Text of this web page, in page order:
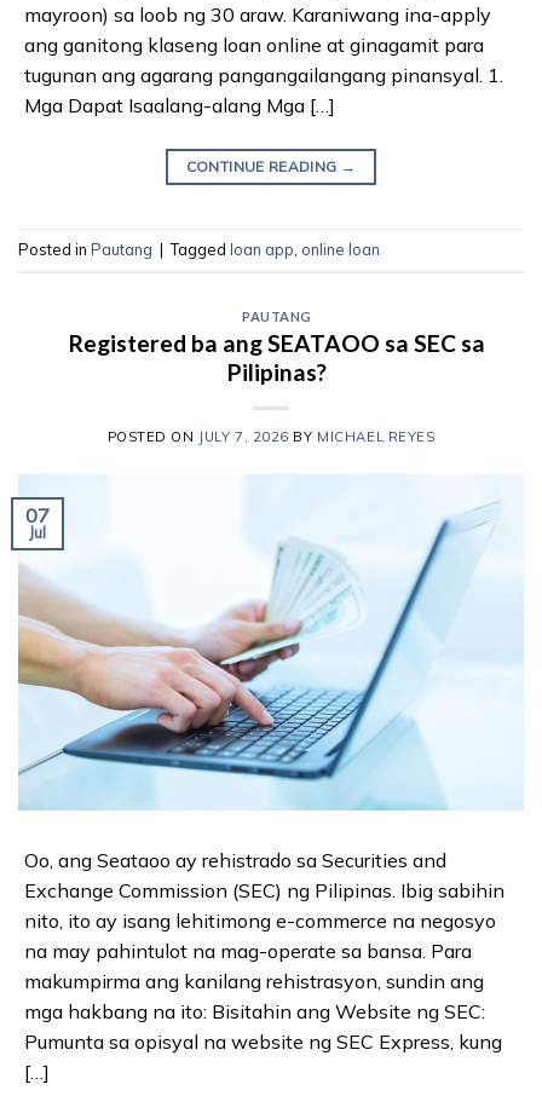
mayroon) sa loob ng 30 araw. Karaniwang ina-apply
ang ganitong klaseng loan online at ginagamit para
tugunan ang agarang pangangailangang pinansyal. 1.
Mga Dapat Isaalang-alang Mga […]
CONTINUE READING →
Posted in Pautang | Tagged loan app online loan
PAUTANG
Registered ba ang SEATAOO sa SEC sa
Pilipinas?
POSTED ON JULY 7, 2026 BY MICHAEL REYES
07
Jul
Oo, ang Seataoo ay rehistrado sa Securities and
Exchange Commission (SEC) ng Pilipinas. Ibig sabihin
nito, ito ay isang lehitimong e-commerce na negosyo
na may pahintulot na mag-operate sa bansa. Para
makumpirma ang kanilang rehistrasyon, sundin ang
mga hakbang na ito: Bisitahin ang Website ng SEC:
Pumunta sa opisyal na website ng SEC Express, kung
[…]